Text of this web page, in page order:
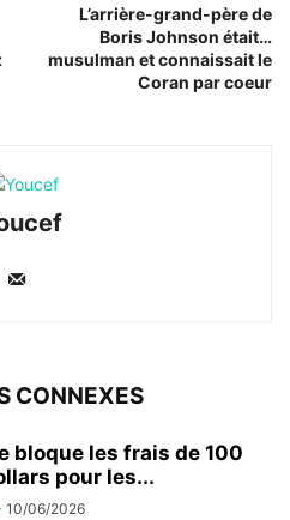
L’arrière-grand-père de
Boris Johnson était…
musulman et connaissait le
Coran par coeur
CONNEXES
bloque les frais de 100
pour les...
10/06/2026